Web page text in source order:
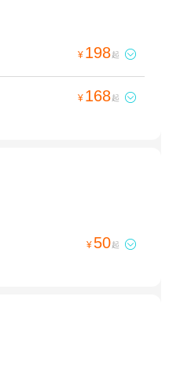
¥ 198起 
¥ 168起 
¥ 50起 